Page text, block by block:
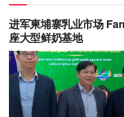
进军柬埔寨乳业市场
座大型鲜奶基地